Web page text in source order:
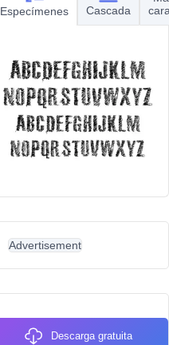
Especímenes Cascada
Advertisement
Descarga gratuita